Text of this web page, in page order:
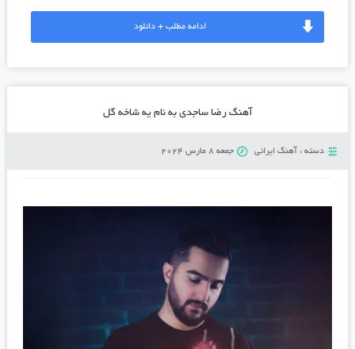
ادامه مطلب + دانلود
آهنگ رضا ساجدی به نام یه شاخه گل
دسته : آهنگ ایرانی جمعه 8 مارس 2024